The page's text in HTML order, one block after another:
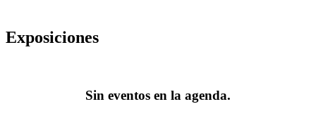
Exposiciones
Sin eventos en la agenda.